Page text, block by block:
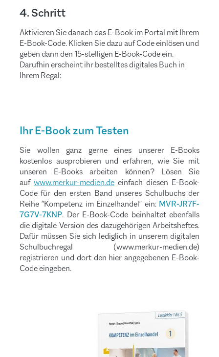
4. Schritt
Aktivieren Sie danach das E-Book im Portal mit Ihrem
E-Book-Code.Klicken Sie dazu auf Code einlösen und
geben dann den 15-stelligen E-Book-Code ein.
Darufhin erscheint ihr bestelltes digitales Buch in
Ihrem Regal:
Ihr E-Book zum Testen
Sie wollen ganz gerne eines unserer E-Books
kostenlos ausprobieren und erfahren, wie Sie mit
unseren E-Books arbeiten können? Lösen Sie
auf www.merkur-medien.de einfach diesen E-Book-
Code für den ersten Band unseres Schulbuchs der
Reihe "Kompetenz im Einzelhandel" ein: MVR-JR7F-
7G7V-7KNP. Der E-Book-Code beinhaltet ebenfalls
die digitale Version des dazugehörigen Arbeitsheftes.
Dafür müssen Sie sich lediglich in unserem digitalen
Schulbuchregal (www.merkur-medien.de)
registrieren und dort den hier angegebenen E-Book-
Code eingeben.